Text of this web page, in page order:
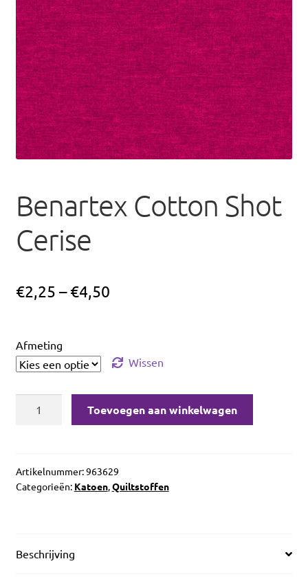
Benartex Cotton Shot
Cerise
€2,25 –€4,50
Afmeting
Wissen
Cotton
aantal
Toevoegen aan winkelwagen
Artikelnummer:963629
Categorieën: Katoen,Quiltstoffen
Beschrijving